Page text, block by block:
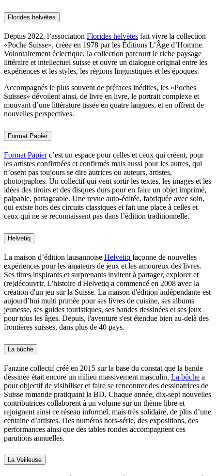
Florides helvètes
Depuis 2022, l’association Florides helvètes fait vivre la collection
«Poche Suisse», créée en 1978 par les Éditions L’Âge d’Homme.
Volontairement éclectique, la collection parcourt le riche paysage
littéraire et intellectuel suisse et ouvre un dialogue original entre les
expériences et les styles, les régions linguistiques et les époques.
Accompagnés le plus souvent de préfaces inédites, les «Poches
Suisses» dévoilent ainsi, de livre en livre, le portrait complexe et
mouvant d’une littérature tissée en quatre langues, et en offrent de
nouvelles perspectives.
Format Papier
Format Papierc’est un espace pour celles et ceux qui créent, pour
les artistes confirmées et confirmés mais aussi pour les autres, qui
n’osent pas toujours se dire autrices ou auteurs, artistes,
photographes. Un collectif qui veut sortir les textes, les images et les
idées des tiroirs et des disques durs pour en faire un objet imprimé,
palpable, partageable. Une revue auto-éditée, fabriquée avec soin,
qui existe hors des circuits classiques et fait une place à celles et
ceux qui ne se reconnaissent pas dans l’édition traditionnelle.
Helvetiq
La maison d’édition lausannoise Helvetiq façonne de nouvelles
expériences pour les amateurs de jeux et les amoureux des livres.
Ses titres inspirants et surprenants invitent à partager, explorer et
(re)découvrir. L'histoire d'Helvetiq a commencé en 2008 avec la
création d'un jeu sur la Suisse. La maison d'édition indépendante est
aujourd’hui multi primée pour ses livres de cuisine, ses albums
jeunesse, ses guides touristiques, ses bandes dessinées et ses jeux
pour tous les âges. Depuis, l'aventure s'est étendue bien au-delà des
frontières suisses, dans plus de 40 pays.
La bûche
Fanzine collectif créé en 2015 sur la base du constat que la bande
dessinée était encore un milieu massivement masculin, La bûche a
pour objectif de visibiliser et faire se rencontrer des dessinatrices de
Suisse romande pratiquant la BD. Chaque année, dix-sept nouvelles
contributrices collaborent à un volume sur un thème libre et
rejoignent ainsi ce réseau informel, mais très solidaire, de plus d’une
centaine d’artistes. Des numéros hors-série, des expositions, des
performances ainsi que des tables rondes accompagnent ces
parutions annuelles.
La Veilleuse